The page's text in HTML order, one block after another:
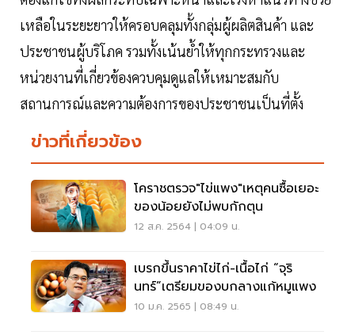
เหลือในระยะยาวให้ครอบคลุมทั้งกลุ่มผู้ผลิตสินค้า และ
ประชาชนผู้บริโภค รวมทั้งเน้นย้ำให้ทุกกระทรวงและ
หน่วยงานที่เกี่ยวข้องควบคุมดูแลให้เหมาะสมกับ
สถานการณ์และความต้องการของประชาชนเป็นที่ตั้ง
ข่าวที่เกี่ยวข้อง
โคราชตรวจ"ไข่แพง"เหตุคนซื้อเยอะ
ของน้อยยังไม่พบกักตุน
12 ส.ค. 2564 | 04:09 น.
เบรกขึ้นราคาไข่ไก่-เนื้อไก่ “จุริ
นทร์”เตรียมของบกลางแก้หมูแพง
10 ม.ค. 2565 | 08:49 น.